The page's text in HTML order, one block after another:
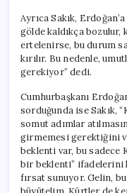
Ayrıca Sakık,
gölde kaldıkça bozulur,
ertelenirse, bu durum
kırılır. Bu nedenle,
gerekiyor” dedi.
Cumhurbaşkanı
sorduğunda ise Sakık,
somut adımlar
girmemesi gerektiğini
beklenti var, bu sadece
bir beklenti” ifadelerini
fırsat sunuyor. Gelin,